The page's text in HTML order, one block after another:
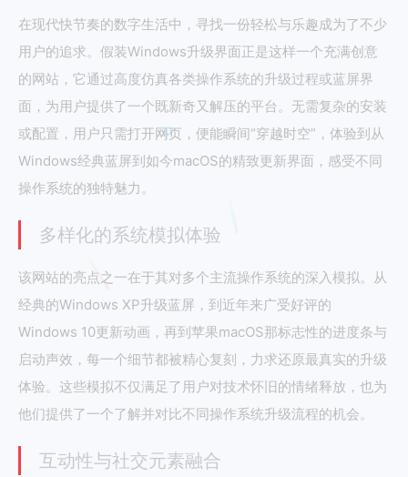
在现代快节奏的数字生活中，寻找一份轻松与乐趣成为了不少
用户的追求。假装Windows升级界面正是这样一个充满创意
的网站，它通过高度仿真各类操作系统的升级过程或蓝屏界
面，为用户提供了一个既新奇又解压的平台。无需复杂的安装
或配置，用户只需打开网页，便能瞬间“穿越时空”，体验到从
Windows经典蓝屏到如今macOS的精致更新界面，感受不同
操作系统的独特魅力。
多样化的系统模拟体验
该网站的亮点之一在于其对多个主流操作系统的深入模拟。从
经典的Windows XP升级蓝屏，到近年来广受好评的
Windows 10更新动画，再到苹果macOS那标志性的进度条与
启动声效，每一个细节都被精心复刻，力求还原最真实的升级
体验。这些模拟不仅满足了用户对技术怀旧的情绪释放，也为
他们提供了一个了解并对比不同操作系统升级流程的机会。
互动性与社交元素融合